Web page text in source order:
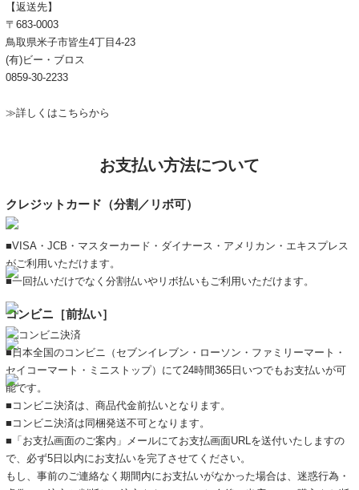
【返送先】
〒683-0003
鳥取県米子市皆生4丁目4-23
(有)ビー・ブロス
0859-30-2233
≫詳しくはこちらから
お支払い方法について
クレジットカード（分割／リボ可）
■VISA・JCB・マスターカード・ダイナース・アメリカン・エキスプレス
がご利用いただけます。
■一回払いだけでなく分割払いやリボ払いもご利用いただけます。
コンビニ［前払い］
■日本全国のコンビニ（セブンイレブン・ローソン・ファミリーマート・
セイコーマート・ミニストップ）にて24時間365日いつでもお支払いが可
能です。
■コンビニ決済は、商品代金前払いとなります。
■コンビニ決済は同梱発送不可となります。
■「お支払画面のご案内」メールにてお支払画面URLを送付いたしますの
で、必ず5日以内にお支払いを完了させてください。
もし、事前のご連絡なく期間内にお支払いがなかった場合は、迷惑行為・